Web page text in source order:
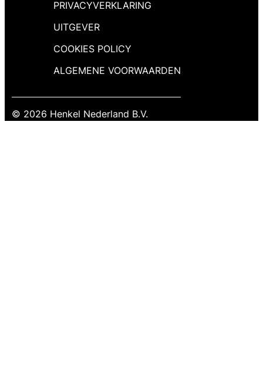
pleisterwerk, fixeert de ondergrond.
PRIVACYVERKLARING
UITGEVER
COOKIES POLICY
ALGEMENE VOORWAARDEN
© 2026 Henkel Nederland B.V.